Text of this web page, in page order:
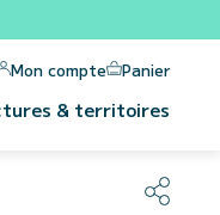
Mon compte Panier
& territoires